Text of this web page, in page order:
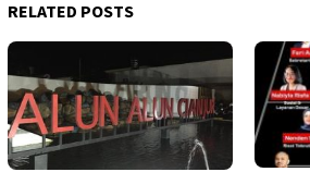
RELATED POSTS